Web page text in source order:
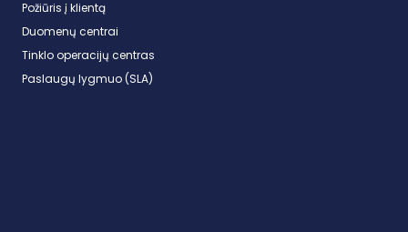
Požiūris į klientą
Duomenų centrai
Tinklo operacijų centras
Paslaugų lygmuo (SLA)